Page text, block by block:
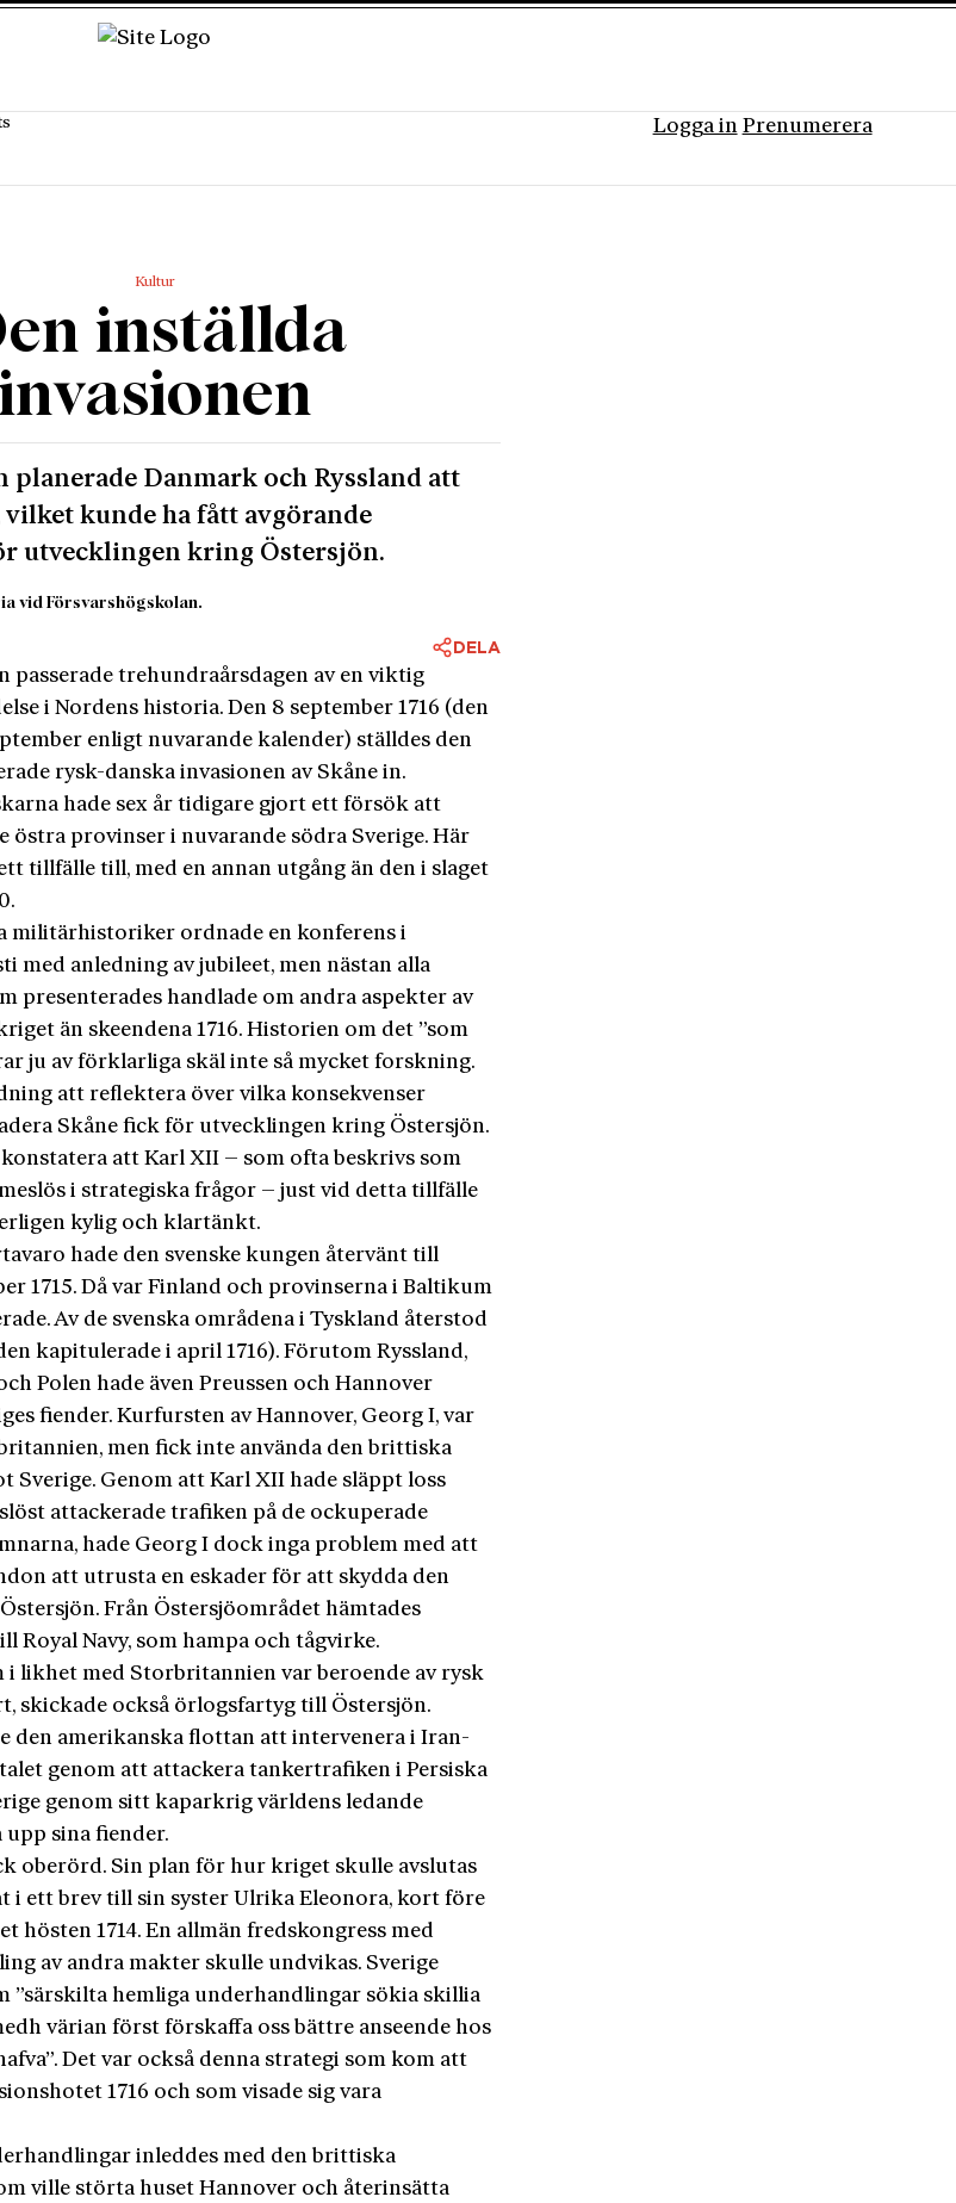
Logga in Prenumerera
Kultur
inställda
planerade Danmark och Ryssland att
vilket kunde ha fått avgörande
utvecklingen kring Östersjön.
vid Försvarshögskolan.
DELA
passerade trehundraårsdagen av en viktig
i Nordens historia. Den 8 september 1716 (den
enligt nuvarande kalender) ställdes den
rysk-danska invasionen av Skåne in.
hade sex år tidigare gjort ett försök att
östra provinser i nuvarande södra Sverige. Här
tillfälle till, med en annan utgång än den i slaget
militärhistoriker ordnade en konferens i
med anledning av jubileet, men nästan alla
presenterades handlade om andra aspekter av
än skeendena 1716. Historien om det ”som
ju av förklarliga skäl inte så mycket forskning.
att reflektera över vilka konsekvenser
Skåne fick för utvecklingen kring Östersjön.
att Karl XII – som ofta beskrivs som
i strategiska frågor – just vid detta tillfälle
kylig och klartänkt.
hade den svenske kungen återvänt till
1715. Då var Finland och provinserna i Baltikum
Av de svenska områdena i Tyskland återstod
kapitulerade i april 1716). Förutom Ryssland,
Polen hade även Preussen och Hannover
fiender. Kurfursten av Hannover, Georg I, var
men fick inte använda den brittiska
Genom att Karl XII hade släppt loss
attackerade trafiken på de ockuperade
hade Georg I dock inga problem med att
att utrusta en eskader för att skydda den
Från Östersjöområdet hämtades
Royal Navy, som hampa och tågvirke.
i likhet med Storbritannien var beroende av rysk
skickade också örlogsfartyg till Östersjön.
den amerikanska flottan att intervenera i Iran-
genom att attackera tankertrafiken i Persiska
genom sitt kaparkrig världens ledande
sina fiender.
oberörd. Sin plan för hur kriget skulle avslutas
i ett brev till sin syster Ulrika Eleonora, kort före
hösten 1714. En allmän fredskongress med
av andra makter skulle undvikas. Sverige
”särskilta hemliga underhandlingar sökia skillia
värian först förskaffa oss bättre anseende hos
Det var också denna strategi som kom att
1716 och som visade sig vara
inleddes med den brittiska
ville störta huset Hannover och återinsätta